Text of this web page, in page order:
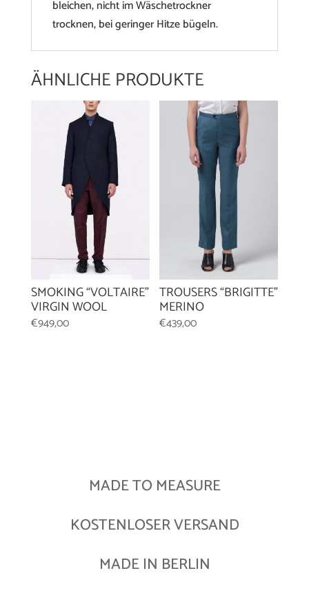
bleichen, nicht im Wäschetrockner
trocknen, bei geringer Hitze bügeln.
ÄHNLICHE PRODUKTE
SMOKING “VOLTAIRE”
VIRGIN WOOL
€949,00
TROUSERS “BRIGITTE”
MERINO
€439,00
MADE TO MEASURE
KOSTENLOSER VERSAND
MADE IN BERLIN